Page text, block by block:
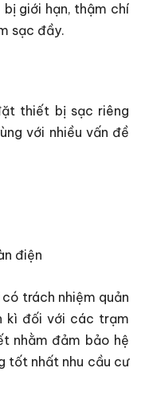
bị giới hạn, thậm chí
sạc đầy.
thiết bị sạc riêng
với nhiều vấn đề
điện
trách nhiệm quản
kì đối với các trạm
nhằm đảm bảo hệ
tốt nhất nhu cầu cư